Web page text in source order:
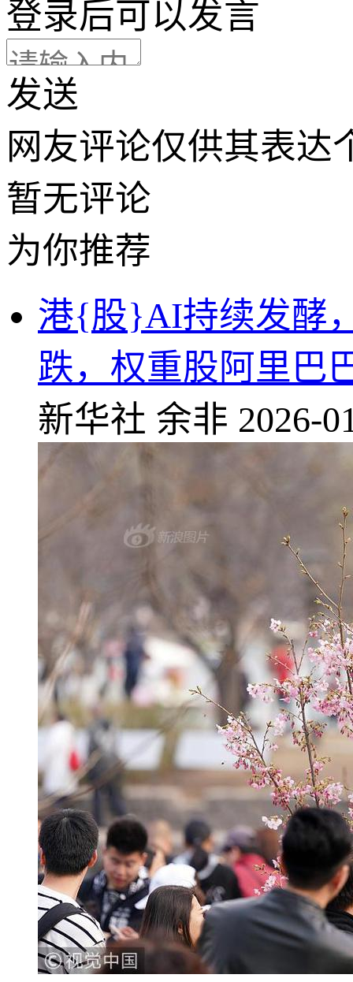
登录后可以发言
发送
网友评论仅供其表达
暂无评论
为你推荐
港{股}AI持续发酵
跌，权重股阿里巴
新华社 余非 2026-